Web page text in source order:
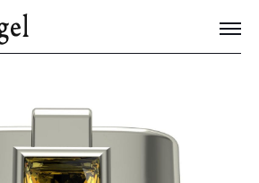
Joyas Únicas